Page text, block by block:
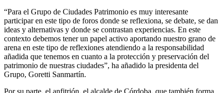
“Para el Grupo de Ciudades Patrimonio es muy interesante
participar en este tipo de foros donde se reflexiona, se debate, se dan
ideas y alternativas y donde se contrastan experiencias. En este
contexto debemos tener un papel activo aportando nuestro grano de
arena en este tipo de reflexiones atendiendo a la responsabilidad
añadida que tenemos en cuanto a la protección y preservación del
patrimonio de nuestras ciudades”, ha añadido la presidenta del
Grupo, Goretti Sanmartín.
Por su parte, el anfitrión, el alcalde de Córdoba, que también forma